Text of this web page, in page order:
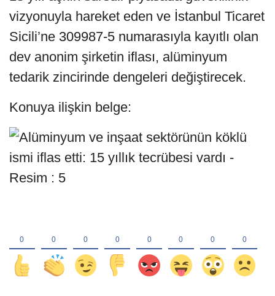
vizyonuyla hareket eden ve İstanbul Ticaret
Sicili’ne 309987-5 numarasıyla kayıtlı olan
dev anonim şirketin iflası, alüminyum
tedarik zincirinde dengeleri değiştirecek.
Konuya ilişkin belge: